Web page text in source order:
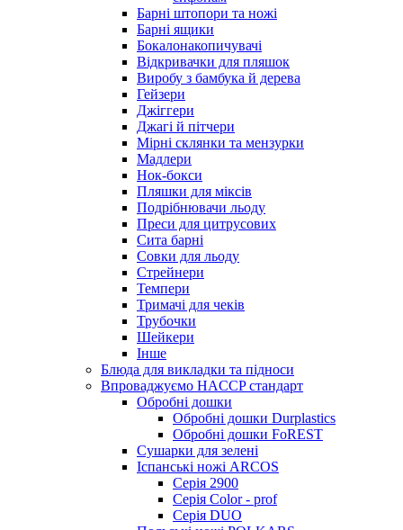
Барні штопори та ножі
Барні ящики
Бокалонакопичувачі
Відкривачки для пляшок
Виробу з бамбука й дерева
Гейзери
Джіггери
Джагі й пітчери
Мірні склянки та мензурки
Мадлери
Нок-бокси
Пляшки для міксів
Подрібнювачи льоду
Преси для цитрусових
Сита барні
Совки для льоду
Стрейнери
Темпери
Тримачі для чеків
Трубочки
Шейкери
Інше
Блюда для викладки та підноси
Впроваджуємо HACCP стандарт
Обробні дошки
Обробні дошки Durplastics
Обробні дошки FoREST
Сушарки для зелені
Іспанські ножі ARCOS
Серія 2900
Серія Color - prof
Серія DUO